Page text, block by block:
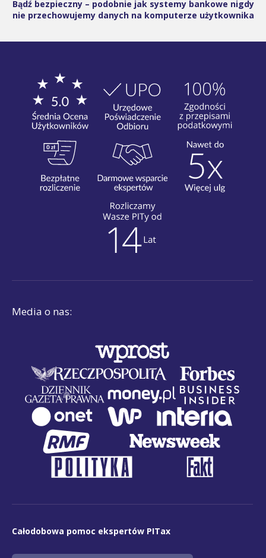
Bądź bezpieczny – podobnie jak systemy bankowe nigdy
nie przechowujemy danych na komputerze użytkownika
Media o nas:
Całodobowa pomoc ekspertów PITax